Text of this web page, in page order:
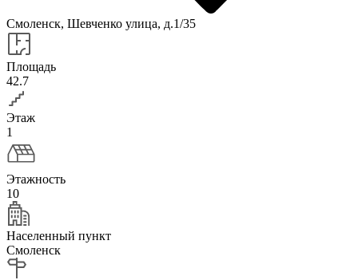
Смоленск, Шевченко улица, д.1/35
Площадь
42.7
Этаж
1
Этажность
10
Населенный пункт
Смоленск